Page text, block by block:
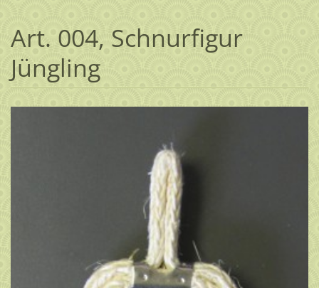
Art. 004, Schnurfigur
Jüngling